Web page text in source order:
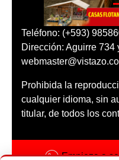
Teléfono: (+593)
Dirección: Aguirre 734
Prohibida la
cualquier idioma, sin
titular, de todos los
Empieza a